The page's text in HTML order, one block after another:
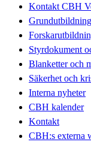
Kontakt CBH
Styrdokument
Blanketter och
Säkerhet och
Interna nyheter
CBH kalender
Kontakt
CBH:s externa